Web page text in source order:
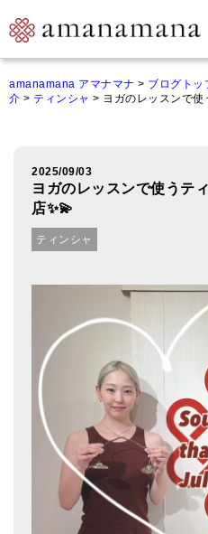
ご来店&購入
倍音呼吸法レッスン
オンラインショップ
カートを見る
商品一覧
アマナマナのシンギングボウル
チベット・シンギングボウル
新・鍛造スペシャル
amanamana アマナマナ > ブログトッ
介 > ティンシャ > ヨガのレッスンで使
2025/09/03
ヨガのレッスンで使うテ
店✨💫
ティンシャ